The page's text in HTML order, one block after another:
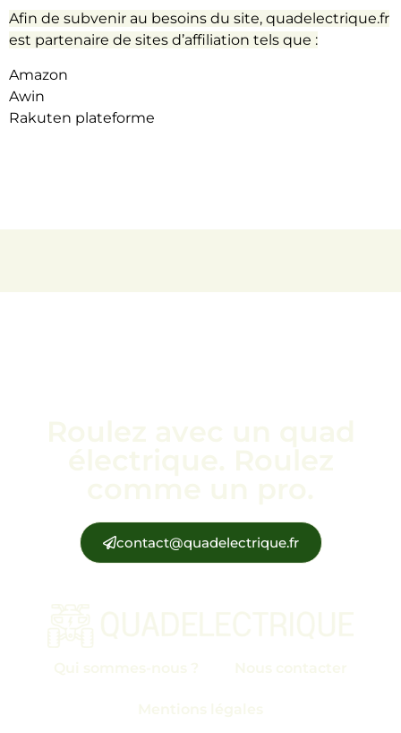
Afin de subvenir au besoins du site, quadelectrique.fr
est partenaire de sites d’affiliation tels que :
Amazon
Awin
Rakuten plateforme
contact@quadelectrique.fr